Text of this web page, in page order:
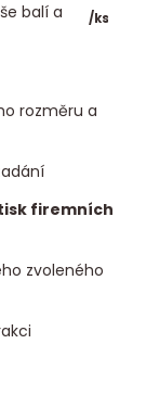
/ks
balí a
rozměru a
firemních
zvoleného